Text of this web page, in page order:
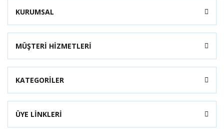
KURUMSAL
MÜŞTERİ HİZMETLERİ
KATEGORİLER
ÜYE LİNKLERİ